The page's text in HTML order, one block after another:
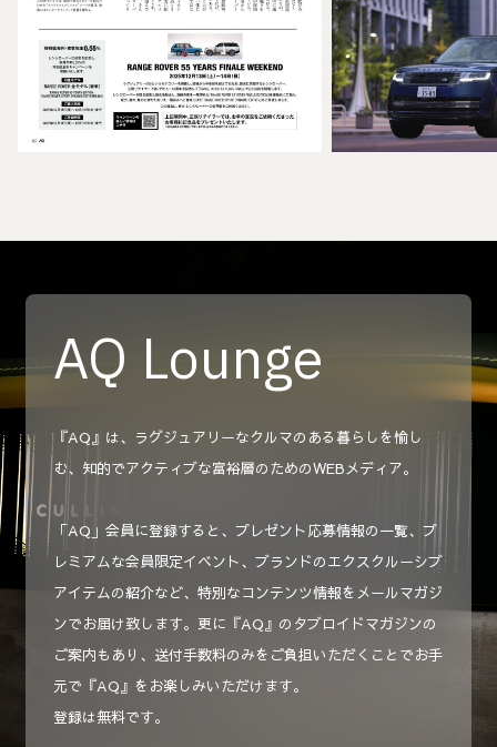
AQ Lounge
『AQ』は、ラグジュアリーなクルマのある暮らしを愉し
む、知的でアクティブな富裕層のためのWEBメディア。
「AQ」会員に登録すると、プレゼント応募情報の一覧、プ
レミアムな会員限定イベント、ブランドのエクスクルーシブ
アイテムの紹介など、特別なコンテンツ情報をメールマガジ
ンでお届け致します。更に『AQ』のタブロイドマガジンの
ご案内もあり、送付手数料のみをご負担いただくことでお手
元で『AQ』をお楽しみいただけます。
登録は無料です。